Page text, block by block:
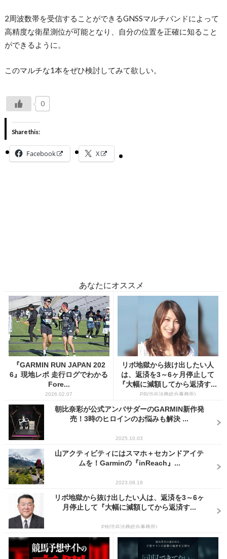
2周波数帯を受信することができるGNSSマルチバンドによって
高精度な衛星測位が可能となり、自分の位置を正確に知ること
ができるように。
このマルチな1本をぜひ検討してみて欲しい。
0
Share this:
Facebook X
あなたにオススメ
『GARMIN RUN JAPAN 202
6』現地レポ 走行ログでわかる
Fore...
2026.02.07
リボ地獄から抜け出したい人
は、返済を3～6ヶ月停止して
『大幅に減額してから返済す...
PR(渋谷法務総合事務所)
朝比奈彩が公式アンバサダーのGARMIN新作発
売！3時のヒロインのお悩みも解決 ...
2025.10.03
山アクティビティにはスマホ＋セカンドアイテ
ムを！Garminの『inReach』...
2023.08.18
リボ地獄から抜け出したい人は、返済を3～6ヶ
月停止して『大幅に減額してから返済す...
PR(渋谷法務総合事務所)